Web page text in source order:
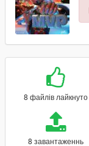
8 файлів лайкнуто
8 завантаженнь